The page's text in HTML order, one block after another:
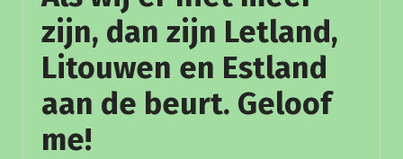
zijn, dan zijn Letland,
Litouwen en Estland
aan de beurt. Geloof
me!